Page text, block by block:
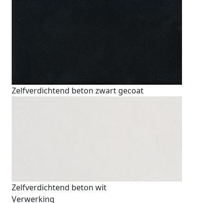
Zelfverdichtend beton zwart gecoat
Zelfverdichtend beton wit
Verwerking